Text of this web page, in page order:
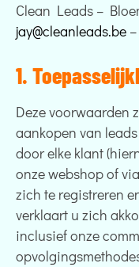
Clean Leads –
jay@cleanleads.be –
1.
Deze voorwaarden
aankopen van
door elke klant
onze webshop of
zich te registreren
verklaart u zich
inclusief onze